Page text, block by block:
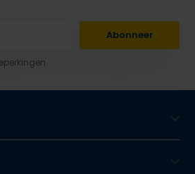
Abonneer